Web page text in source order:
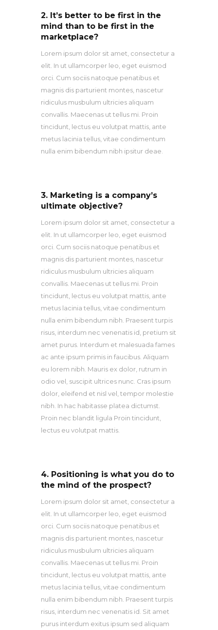
2. It’s better to be first in the
mind than to be first in the
marketplace?
Lorem ipsum dolor sit amet, consectetur a
elit. In ut ullamcorper leo, eget euismod
orci. Cum sociis natoque penatibus et
magnis dis parturient montes, nascetur
ridiculus musbulum ultricies aliquam
convallis. Maecenas ut tellus mi. Proin
tincidunt, lectus eu volutpat mattis, ante
metus lacinia tellus, vitae condimentum
nulla enim bibendum nibh ipsitur deae.
3. Marketing is a company’s
ultimate objective?
Lorem ipsum dolor sit amet, consectetur a
elit. In ut ullamcorper leo, eget euismod
orci. Cum sociis natoque penatibus et
magnis dis parturient montes, nascetur
ridiculus musbulum ultricies aliquam
convallis. Maecenas ut tellus mi. Proin
tincidunt, lectus eu volutpat mattis, ante
metus lacinia tellus, vitae condimentum
nulla enim bibendum nibh. Praesent turpis
risus, interdum nec venenatis id, pretium sit
amet purus. Interdum et malesuada fames
ac ante ipsum primis in faucibus. Aliquam
eu lorem nibh. Mauris ex dolor, rutrum in
odio vel, suscipit ultrices nunc. Cras ipsum
dolor, eleifend et nisl vel, tempor molestie
nibh. In hac habitasse platea dictumst.
Proin nec blandit ligula Proin tincidunt,
lectus eu volutpat mattis.
4. Positioning is what you do to
the mind of the prospect?
Lorem ipsum dolor sit amet, consectetur a
elit. In ut ullamcorper leo, eget euismod
orci. Cum sociis natoque penatibus et
magnis dis parturient montes, nascetur
ridiculus musbulum ultricies aliquam
convallis. Maecenas ut tellus mi. Proin
tincidunt, lectus eu volutpat mattis, ante
metus lacinia tellus, vitae condimentum
nulla enim bibendum nibh. Praesent turpis
risus, interdum nec venenatis id. Sit amet
purus interdum exitus ipsum sed aliquam